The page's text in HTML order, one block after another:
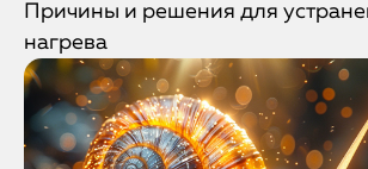
Причины и решения для
нагрева